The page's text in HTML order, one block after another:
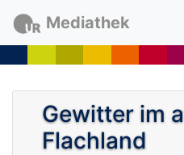
Mediathek
Gewitter im
Flachland